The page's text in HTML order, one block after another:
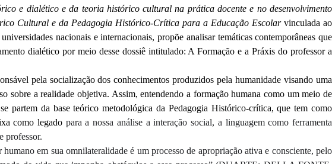
e dialético e da teoria histórico cultural na prática docente e no desenvolvimento
Cultural e da Pedagogia Histórico-Crítica para a Educação Escolarvinculada ao
nacionais e internacionais, propõe analisar temáticas contemporâneas que
dialético por meio desse dossiê intitulado: A Formação e a Práxis do professor a
pela socialização dos conhecimentos produzidos pela humanidade visando uma
sobre a realidade objetiva. Assim, entendendo a formação humana como um meio de
partem da base teórico metodológica da Pedagogia Histórico-crítica, que tem como
como legado para a nossa análise a interação social, a linguagem como ferramenta
professor.
em sua omnilateralidade é um processo de apropriação ativa e consciente, pelo